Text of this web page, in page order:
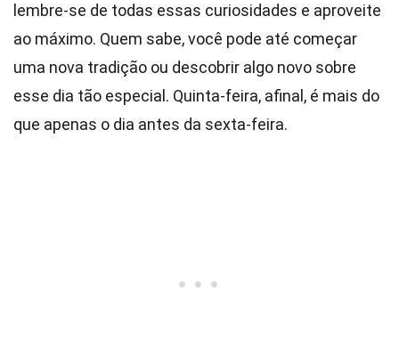
lembre-se de todas essas curiosidades e aproveite
ao máximo. Quem sabe, você pode até começar
uma nova tradição ou descobrir algo novo sobre
esse dia tão especial. Quinta-feira, afinal, é mais do
que apenas o dia antes da sexta-feira.